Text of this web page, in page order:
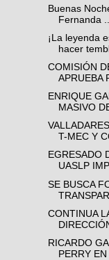
Buenas
Fernanda ...
¡La leyenda
hacer
COMISIÓN
APRUEBA
ENRIQUE
MASIVO
T-MEC Y
EGRESADO
UASLP
SE BUSCA
CONTINUA
RICARDO
PERRY